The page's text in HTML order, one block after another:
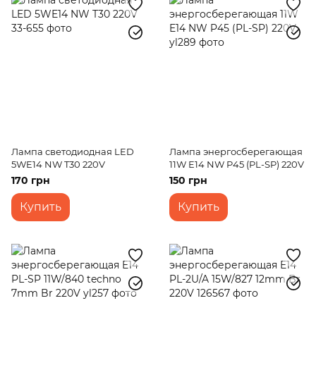
Лампа светодиодная LED
5WE14 NW T30 220V
170 грн
Купить
Лампа энергосберегающая
11W E14 NW P45 (PL-SP) 220V
150 грн
Купить